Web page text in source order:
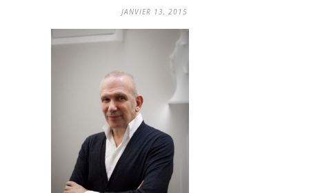
JANVIER 13, 2015